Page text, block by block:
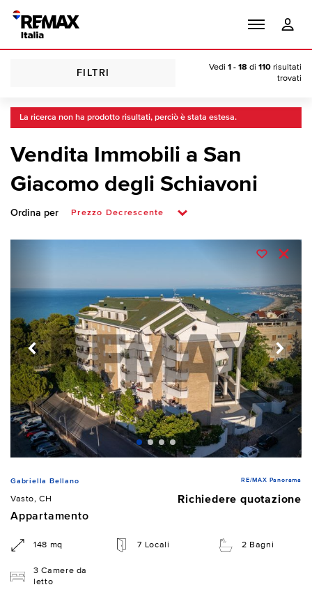
FILTRI
Vedi 1 - 18 di 110 risultati
trovati
La ricerca non ha prodotto risultati, perciò è stata estesa.
Vendita Immobili a San
Giacomo degli Schiavoni
Ordina per
Gabriella Bellano RE/MAX Panorama
Vasto, CH
Richiedere quotazione
Appartamento
148 mq 7 Locali 2 Bagni
3 Camere da
letto